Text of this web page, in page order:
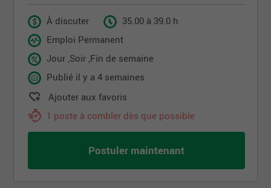
À discuter
35.00 à 39.0 h
Emploi Permanent
Jour ,Soir ,Fin de semaine
Publié il y a 4 semaines
Ajouter aux favoris
1 poste à combler dès que possible
Postuler maintenant